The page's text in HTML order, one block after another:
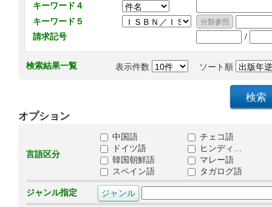
キーワード４
キーワード５
請求記号
/
検索結果一覧 表示件数 ソート順
オプション
言語区分
中国語
チェコ語
ドイツ語
ヒンディ…
韓国朝鮮語
マレー語
スペイン語
タガログ語
ジャンル指定